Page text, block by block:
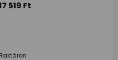
519 Ft
Raktáron